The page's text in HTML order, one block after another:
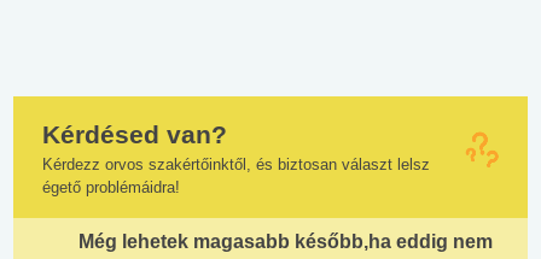
Kérdésed van?
Kérdezz orvos szakértőinktől, és biztosan választ lelsz
égető problémáidra!
Még lehetek magasabb később,ha eddig nem